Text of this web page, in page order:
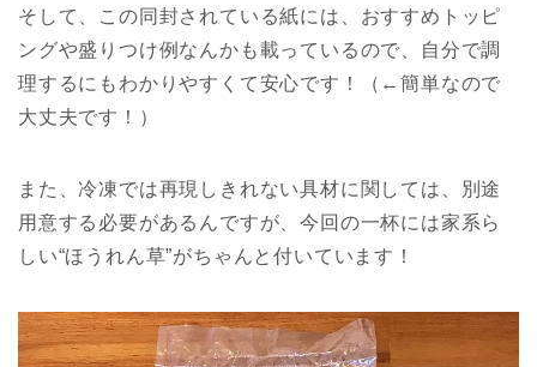
そして、この同封されている紙には、おすすめトッピ
ングや盛りつけ例なんかも載っているので、自分で調
理するにもわかりやすくて安心です！（←簡単なので
大丈夫です！）
また、冷凍では再現しきれない具材に関しては、別途
用意する必要があるんですが、今回の一杯には家系ら
しい“ほうれん草”がちゃんと付いています！